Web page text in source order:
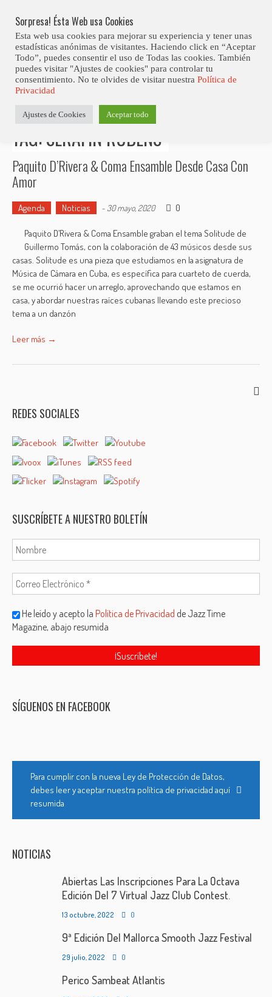
content
Estás aquí
Posts tagged "Serafín Rubens"
TAG: SERAFÍN RUBENS
Paquito D’Rivera & Coma Ensamble Desde Casa Con
Amor
Agenda Noticias - 30 mayo, 2020 0
Paquito D’Rivera & Coma Ensamble graban el tema Solitude de
Guillermo Tomás, con la colaboración de 43 músicos desde sus
casas. Solitude es una pieza que estudiamos en la asignatura de
Música de Cámara en Cuba, es específica para cuarteto de cuerda,
se me ocurrió hacer un arreglo, aprovechando que estamos en
casa, y abordar nuestras raíces cubanas llevando este precioso
tema a un danzón
Leer más →
REDES SOCIALES
SUSCRÍBETE A NUESTRO BOLETÍN
He leído y acepto laPolítica de Privacidad de Jazz Time
Magazine, abajo resumida
SÍGUENOS EN FACEBOOK
Para cumplir con la nueva Ley de Protección de Datos,
debes leer y aceptar nuestra política de privacidad aquí
resumida
NOTICIAS
Abiertas Las Inscripciones Para La Octava
Edición Del 7 Virtual Jazz Club Contest.
13 octubre, 2022 0
9ª Edición Del Mallorca Smooth Jazz Festival
29 julio, 2022 0
Perico Sambeat Atlantis
Sorpresa! Ésta Web usa Cookies
Esta web usa cookies para mejorar su experiencia y tener unas
estadísticas anónimas de visitantes. Haciendo click en “Aceptar
Todo”, puedes consentir el uso de Todas las cookies. También
puedes visitar "Ajustes de cookies" para controlar tu
consentimiento. No te olvides de visitar nuestra Política de
Privacidad
Ajustes de Cookies Aceptar todo